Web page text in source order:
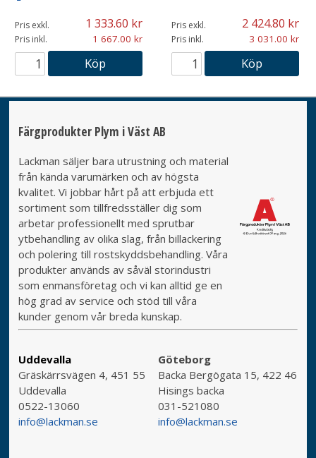
Pris exkl. 1 333.60
Pris inkl. 1 667.00
Köp
Pris exkl. 2 424.80
Pris inkl. 3 031.00
Köp
Färgprodukter Plym i Väst AB
Lackman säljer bara utrustning och material
från kända varumärken och av högsta
kvalitet. Vi jobbar hårt på att erbjuda ett
sortiment som tillfredsställer dig som
arbetar professionellt med sprutbar
ytbehandling av olika slag, från billackering
och polering till rostskyddsbehandling. Våra
produkter används av såväl storindustri
som enmansföretag och vi kan alltid ge en
hög grad av service och stöd till våra
kunder genom vår breda kunskap.
Uddevalla
Gräskärrsvägen 4, 451 55
Uddevalla
0522-13060
info@lackman.se
Göteborg
Backa Bergögata 15, 422 46
Hisings backa
031-521080
info@lackman.se